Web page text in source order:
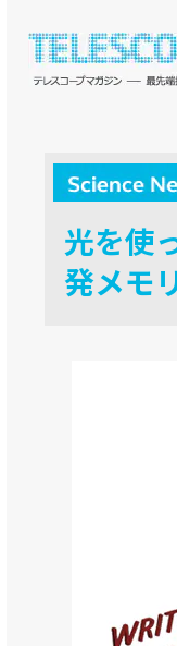
光を使
発メモ